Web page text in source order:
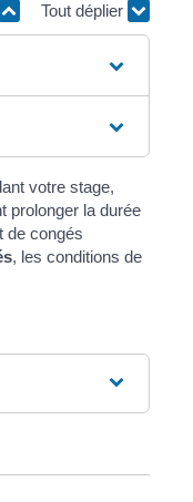
Tout déplier
votre stage,
prolonger la durée
de congés
, les conditions de